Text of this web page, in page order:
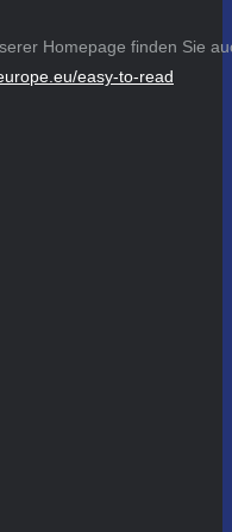
Homepage finden Sie
easy-to-read